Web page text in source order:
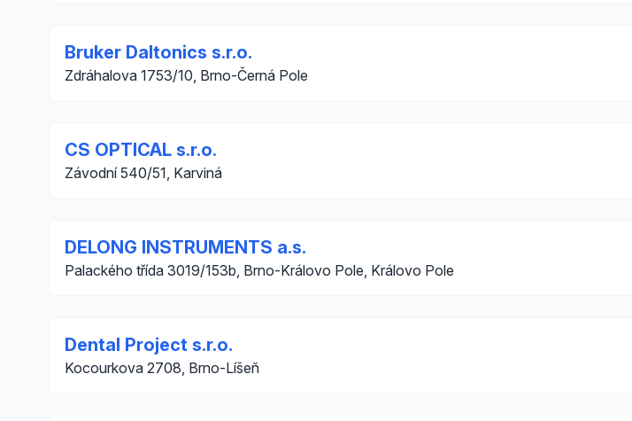
Bruker Daltonics s.r.o.
Zdráhalova 1753/10, Brno-Černá Pole
CS OPTICAL s.r.o.
Závodní 540/51, Karviná
DELONG INSTRUMENTS a.s.
Palackého třída 3019/153b, Brno-Královo Pole, Královo Pole
Dental Project s.r.o.
Kocourkova 2708, Brno-Líšeň